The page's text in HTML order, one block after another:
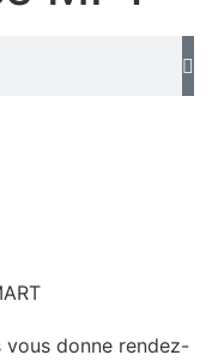
vous donne rendez-